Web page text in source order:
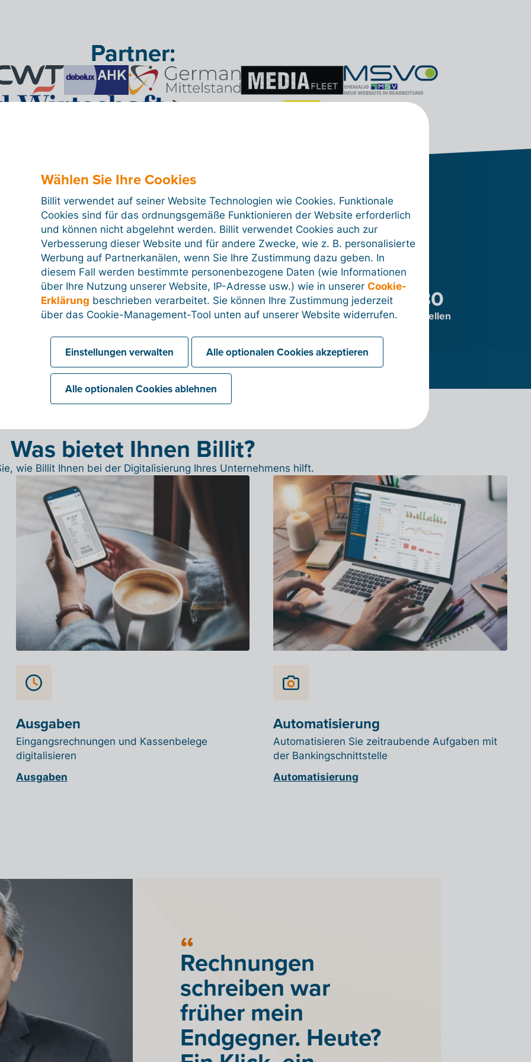
Partner:
Fakturierungssoftware, nach
schon immer gesucht haben
> 7 Mio.
Monat
> 87 Mio.
abgewickelte Zahlungsvorgänge
> 180
Schnittstellen
Was bietet Ihnen Billit?
wie Billit Ihnen bei der Digitalisierung Ihres Unternehmens hilft.
Ausgaben
Eingangsrechnungen und Kassenbelege
digitalisieren
Ausgaben
Automatisierung
Automatisieren Sie zeitraubende Aufgaben mit
der Bankingschnittstelle
Automatisierung
Rechnungen
schreiben war
früher mein
Endgegner. Heute?
Wählen Sie Ihre Cookies
Billit verwendet auf seiner Website Technologien wie Cookies. Funktionale
Cookies sind für das ordnungsgemäße Funktionieren der Website erforderlich
und können nicht abgelehnt werden. Billit verwendet Cookies auch zur
Verbesserung dieser Website und für andere Zwecke, wie z. B. personalisierte
Werbung auf Partnerkanälen, wenn Sie Ihre Zustimmung dazu geben. In
diesem Fall werden bestimmte personenbezogene Daten (wie Informationen
über Ihre Nutzung unserer Website, IP-Adresse usw.) wie in unsererCookie-
Erklärung beschrieben verarbeitet. Sie können Ihre Zustimmung jederzeit
über das Cookie-Management-Tool unten auf unserer Website widerrufen.
Einstellungen verwalten Alle optionalen Cookies akzeptieren
Alle optionalen Cookies ablehnen